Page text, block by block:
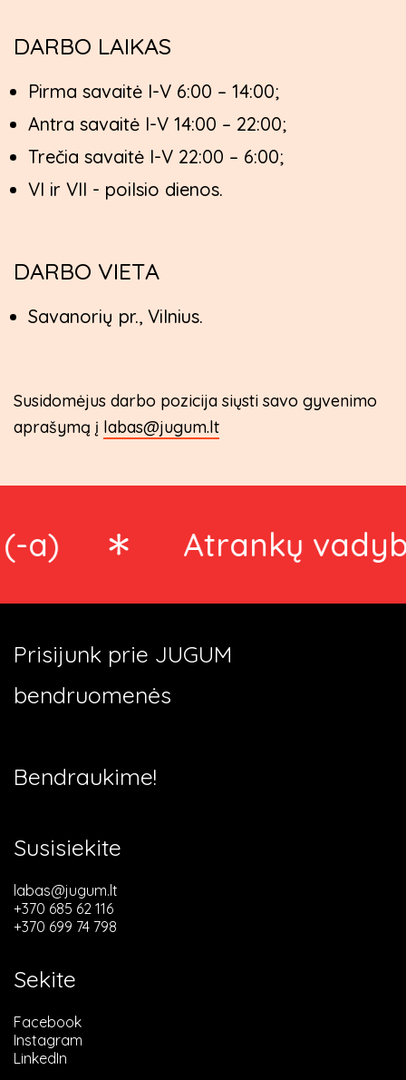
DARBO LAIKAS
Pirma savaitė I-V 6:00 – 14:00;
Antra savaitė I-V 14:00 – 22:00;
Trečia savaitė I-V 22:00 – 6:00;
VI ir VII - poilsio dienos.
DARBO VIETA
Savanorių pr., Vilnius.
Susidomėjus darbo pozicija siųsti savo gyvenimo
aprašymą į labas@jugum.lt
Atrankų
Prisijunk prie JUGUM
bendruomenės
Bendraukime!
Susisiekite
labas@jugum.lt
+370 685 62 116
+370 699 74 798
Sekite
Facebook
Instagram
LinkedIn